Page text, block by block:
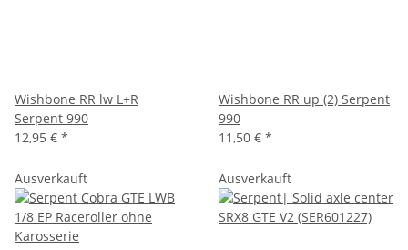
Wishbone RR lw L+R
Serpent 990
12,95 € *
Wishbone RR up (2) Serpent
990
11,50 € *
Ausverkauft Ausverkauft